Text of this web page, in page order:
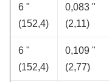
6 "
(152,4)
0,083 "
(2,11)
6 "
(152,4)
0,109 "
(2,77)